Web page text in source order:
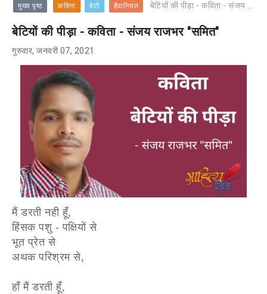
मुख्य पृष्ठ कविता बेटी हैवानियत बेटियों की पीड़ा - कविता - संजय राजभर "समित"
बेटियों की पीड़ा - कविता - संजय राजभर "समित"
गुरुवार, जनवरी 07, 2021
मैं डरती नही हूँ,
हिंसक पशु - पक्षियों से
भूत प्रेत से
अथक परिश्रम से,
हाँ मैं डरती हूँ,